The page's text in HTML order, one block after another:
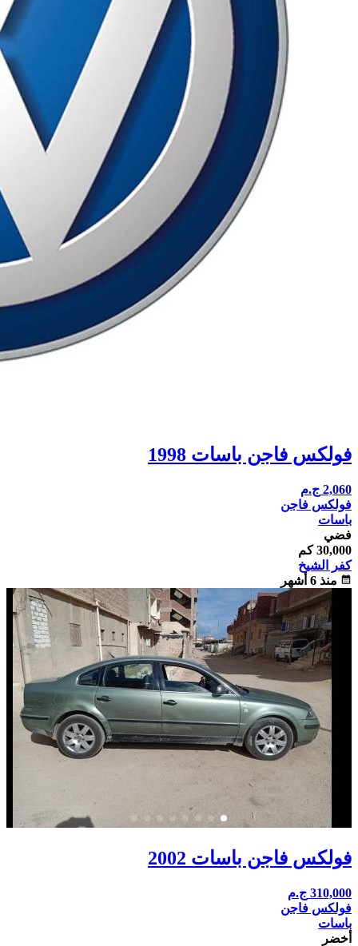
فولكس فاجن باسات 1998
2,060 ج.م
فولكس فاجن
باسات
فضي
30,000 كم
كفر الشيخ
calendar_month منذ 6 أشهر
فولكس فاجن باسات 2002
310,000 ج.م
فولكس فاجن
باسات
أخضر